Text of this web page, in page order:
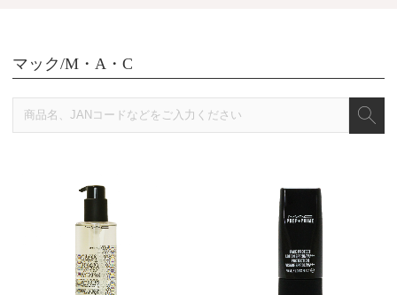
マック/M・A・C